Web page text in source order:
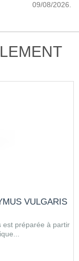
09/08/2026.
VULGARIS
est préparée à partir